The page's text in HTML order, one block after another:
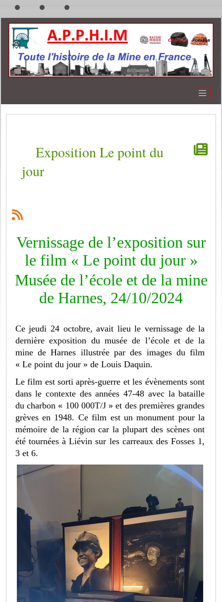
Exposition Le point du
jour
Vernissage de l’exposition sur
le film « Le point du jour »
Musée de l’école et de la mine
de Harnes, 24/10/2024
Ce jeudi 24 octobre, avait lieu le vernissage de la
dernière exposition du musée de l’école et de la
mine de Harnes illustrée par des images du film
« Le point du jour » de Louis Daquin.
Le film est sorti après-guerre et les évènements sont
dans le contexte des années 47-48 avec la bataille
du charbon « 100 000T/J » et des premières grandes
grèves en 1948. Ce film est un monument pour la
mémoire de la région car la plupart des scènes ont
été tournées à Liévin sur les carreaux des Fosses 1,
3 et 6.